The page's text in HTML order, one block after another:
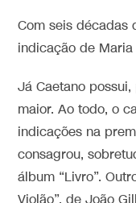
Com seis décadas
indicação de
Já Caetano
maior. Ao todo, o
indicações na
consagrou,
álbum “Livro”.